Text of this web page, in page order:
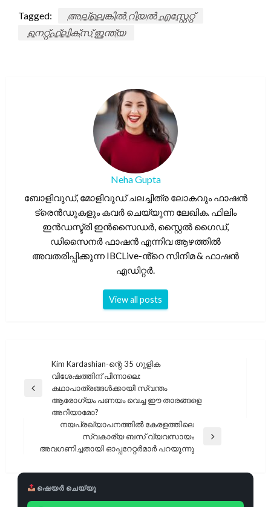
Tagged:
അല്ലെങ്കിൽ റിയൽ എസ്റ്റേറ്റ്
നെറ്റ്ഫ്ലിക്സ് ഇന്ത്യ
Neha Gupta
ബോളിവുഡ്, മോളിവുഡ് ചലച്ചിത്ര ലോകവും ഫാഷൻ
ട്രെൻഡുകളും കവർ ചെയ്യുന്ന ലേഖിക. ഫിലിം
ഇൻഡസ്ട്രി ഇൻസൈഡർ, സ്റ്റൈൽ ഗൈഡ്,
ഡിസൈനർ ഫാഷൻ എന്നിവ ആഴത്തിൽ
അവതരിപ്പിക്കുന്ന IBCLive-ൻ്റെ സിനിമ & ഫാഷൻ
എഡിറ്റർ.
View all posts
പോസ്റ്റുകളിലൂടെ
Previous
Kim Kardashian-ന്റെ 35 ഗുളിക
വിശേഷത്തിന് പിന്നാലെ:
കഥാപാത്രങ്ങൾക്കായി സ്വന്തം
ആരോഗ്യം പണയം വെച്ച ഈ താരങ്ങളെ
അറിയാമോ?
Post
നയപ്രഖ്യാപനത്തിൽ കേരളത്തിലെ
സ്വകാര്യ ബസ് വ്യവസായം
അവഗണിച്ചതായി ഓപ്പറേറ്റർമാർ പറയുന്നു
ഷെയർ ചെയ്യൂ